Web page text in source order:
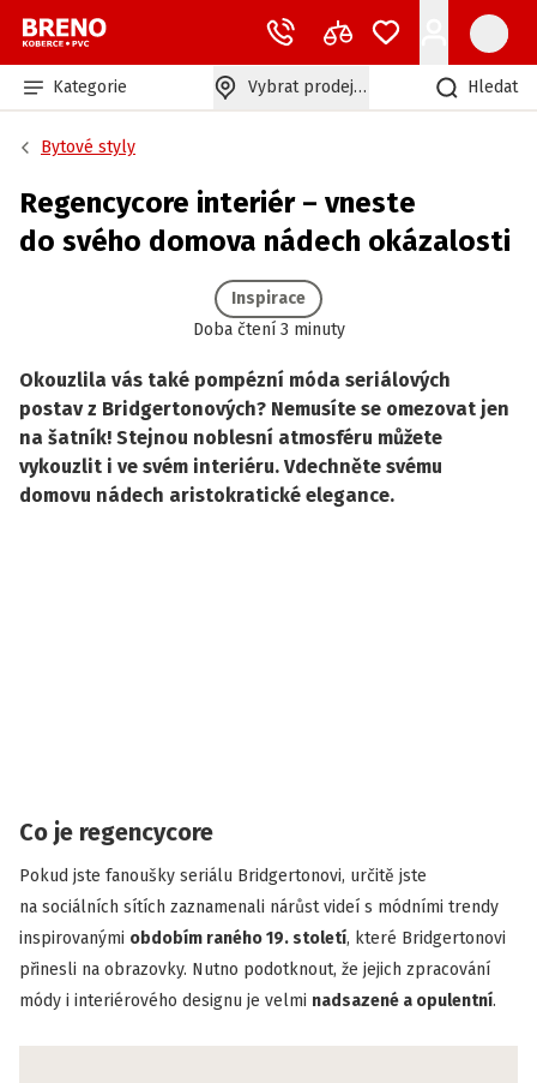
Kategorie Vybrat prodejnu Hledat
Bytové styly
Regencycore interiér – vneste
do svého domova nádech okázalosti
Doba čtení 3 minuty
Inspirace
Okouzlila vás také pompézní móda seriálových
postav z Bridgertonových? Nemusíte se omezovat jen
na šatník! Stejnou noblesní atmosféru můžete
vykouzlit i ve svém interiéru. Vdechněte svému
domovu nádech aristokratické elegance.
Co je regencycore
Pokud jste fanoušky seriálu Bridgertonovi, určitě jste
na sociálních sítích zaznamenali nárůst videí s módními trendy
inspirovanými obdobím raného 19. století, které Bridgertonovi
přinesli na obrazovky. Nutno podotknout, že jejich zpracování
módy i interiérového designu je velmi nadsazené a opulentní.